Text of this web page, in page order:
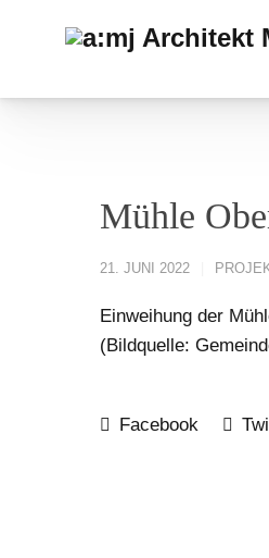
Mühle
21. JUNI 2022
Einweihung der
(Bildquelle:
Facebook